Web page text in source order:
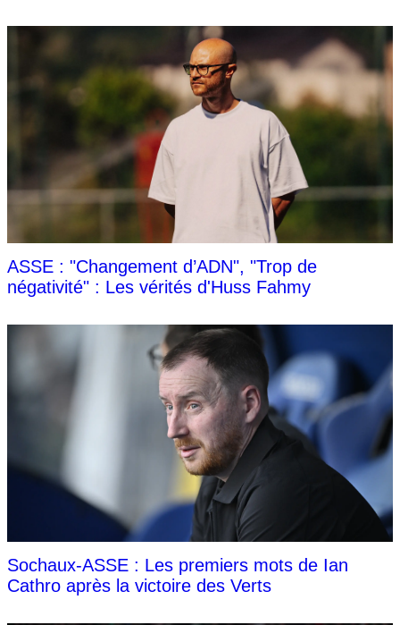
ASSE : "Changement d’ADN", "Trop de
négativité" : Les vérités d'Huss Fahmy
Sochaux-ASSE : Les premiers mots de Ian
Cathro après la victoire des Verts